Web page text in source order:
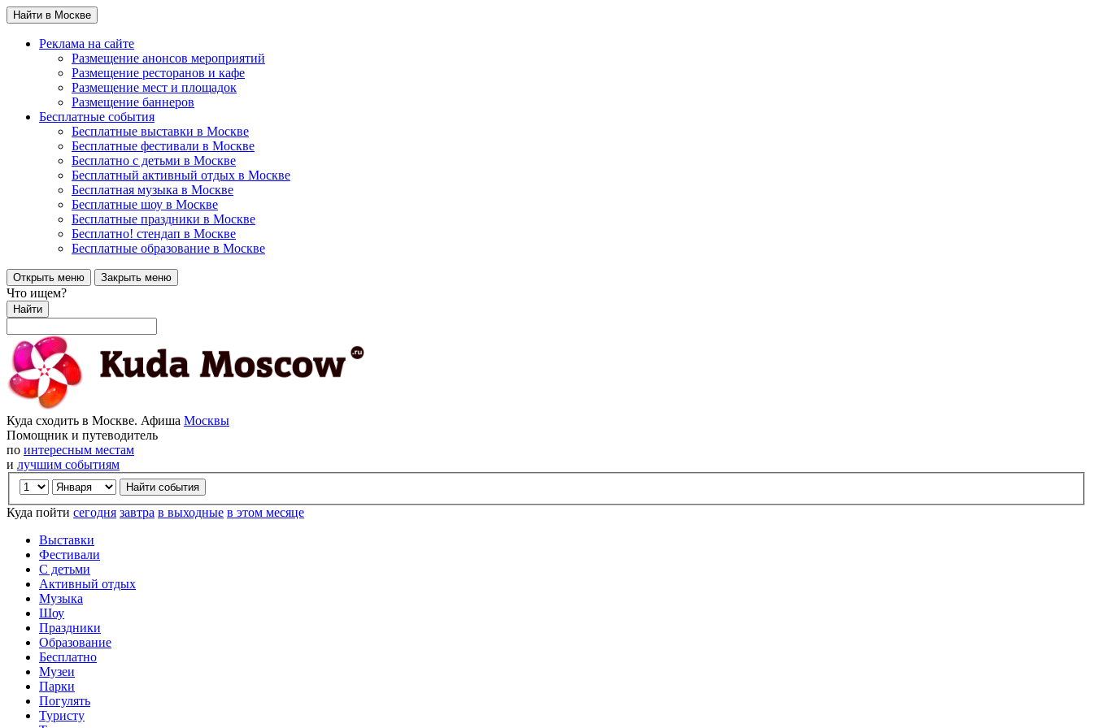
Найти в Москве
Реклама на сайте
Размещение анонсов мероприятий
Размещение ресторанов и кафе
Размещение мест и площадок
Размещение баннеров
Бесплатные события
Бесплатные выставки в Москве
Бесплатные фестивали в Москве
Бесплатно с детьми в Москве
Бесплатный активный отдых в Москве
Бесплатная музыка в Москве
Бесплатные шоу в Москве
Бесплатные праздники в Москве
Бесплатно! стендап в Москве
Бесплатные образование в Москве
Открыть меню Закрыть меню
Что ищем?
Найти
Куда сходить в Москве. Афиша Москвы
Помощник и путеводитель
по интересным местам
и лучшим событиям
Куда пойти сегодня завтра в выходные в этом месяце
Выставки
Фестивали
С детьми
Активный отдых
Музыка
Шоу
Праздники
Образование
Бесплатно
Музеи
Парки
Погулять
Туристу